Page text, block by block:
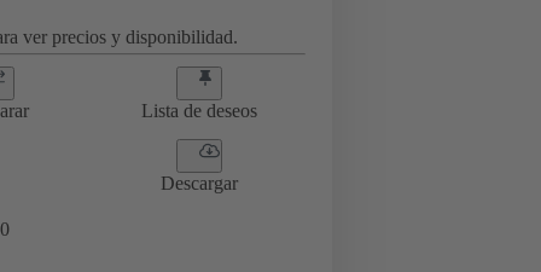
ver precios y disponibilidad.
Lista de deseos
Descargar
0